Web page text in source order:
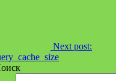
Next post: